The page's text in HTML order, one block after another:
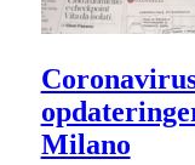
Milano